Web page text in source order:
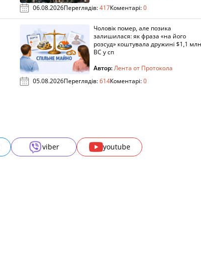
06.08.2026Переглядів:417Коментарі:0
Чоловік помер, але позика
залишилася: як фраза «на його
розсуд» коштувала дружині $1,1
ВС у сп
Автор:Лента от Протокола
05.08.2026Переглядів:614Коментарі:0
viber youtube